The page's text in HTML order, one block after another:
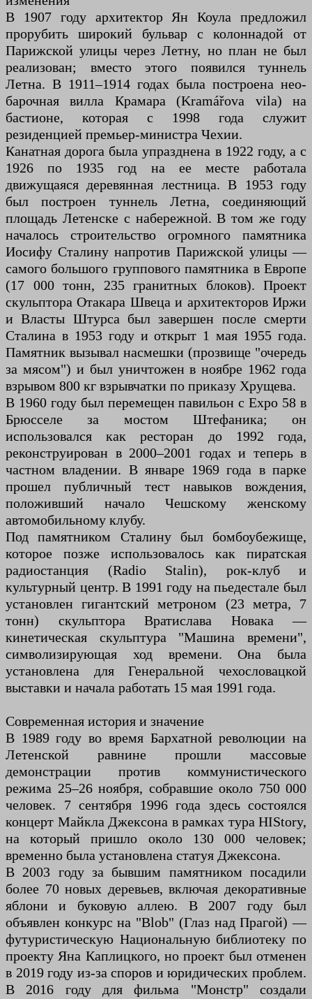
В 1907 году архитектор Ян Коула предложил
прорубить широкий бульвар с колоннадой от
Парижской улицы через Летну, но план не был
реализован; вместо этого появился туннель
Летна. В 1911–1914 годах была построена нео-
барочная вилла Крамара (Kramářova vila) на
бастионе, которая с 1998 года служит
резиденцией премьер-министра Чехии.
Канатная дорога была упразднена в 1922 году, а с
1926 по 1935 год на ее месте работала
движущаяся деревянная лестница. В 1953 году
был построен туннель Летна, соединяющий
площадь Летенске с набережной. В том же году
началось строительство огромного памятника
Иосифу Сталину напротив Парижской улицы —
самого большого группового памятника в Европе
(17 000 тонн, 235 гранитных блоков). Проект
скульптора Отакара Швеца и архитекторов Иржи
и Власты Штурса был завершен после смерти
Сталина в 1953 году и открыт 1 мая 1955 года.
Памятник вызывал насмешки (прозвище "очередь
за мясом") и был уничтожен в ноябре 1962 года
взрывом 800 кг взрывчатки по приказу Хрущева.
В 1960 году был перемещен павильон с Expo 58 в
Брюсселе за мостом Штефаника; он
использовался как ресторан до 1992 года,
реконструирован в 2000–2001 годах и теперь в
частном владении. В январе 1969 года в парке
прошел публичный тест навыков вождения,
положивший начало Чешскому женскому
автомобильному клубу.
Под памятником Сталину был бомбоубежище,
которое позже использовалось как пиратская
радиостанция (Radio Stalin), рок-клуб и
культурный центр. В 1991 году на пьедестале был
установлен гигантский метроном (23 метра, 7
тонн) скульптора Вратислава Новакa —
кинетическая скульптура "Машина времени",
символизирующая ход времени. Она была
установлена для Генеральной чехословацкой
выставки и начала работать 15 мая 1991 года.
Современная история и значение
В 1989 году во время Бархатной революции на
Летенской равнине прошли массовые
демонстрации против коммунистического
режима 25–26 ноября, собравшие около 750 000
человек. 7 сентября 1996 года здесь состоялся
концерт Майкла Джексона в рамках тура HIStory,
на который пришло около 130 000 человек;
временно была установлена статуя Джексона.
В 2003 году за бывшим памятником посадили
более 70 новых деревьев, включая декоративные
яблони и буковую аллею. В 2007 году был
объявлен конкурс на "Blob" (Глаз над Прагой) —
футуристическую Национальную библиотеку по
проекту Яна Каплицкого, но проект был отменен
в 2019 году из-за споров и юридических проблем.
В 2016 году для фильма "Монстр" создали